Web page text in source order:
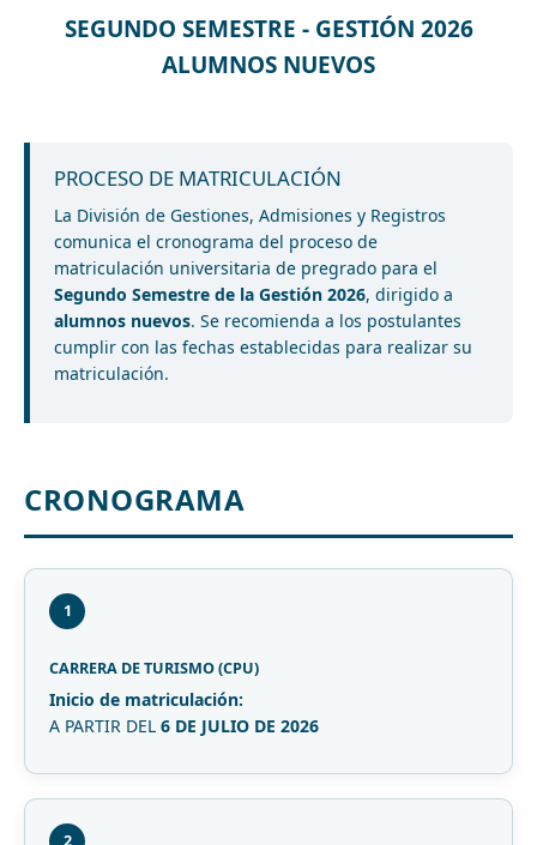
SEGUNDO SEMESTRE - GESTIÓN 2026
ALUMNOS NUEVOS
PROCESO DE MATRICULACIÓN
La División de Gestiones, Admisiones y Registros
comunica el cronograma del proceso de
matriculación universitaria de pregrado para el
Segundo Semestre de la Gestión 2026, dirigido a
alumnos nuevos. Se recomienda a los postulantes
cumplir con las fechas establecidas para realizar su
matriculación.
CRONOGRAMA
1
CARRERA DE TURISMO (CPU)
Inicio de matriculación:
A PARTIR DEL 6 DE JULIO DE 2026
2